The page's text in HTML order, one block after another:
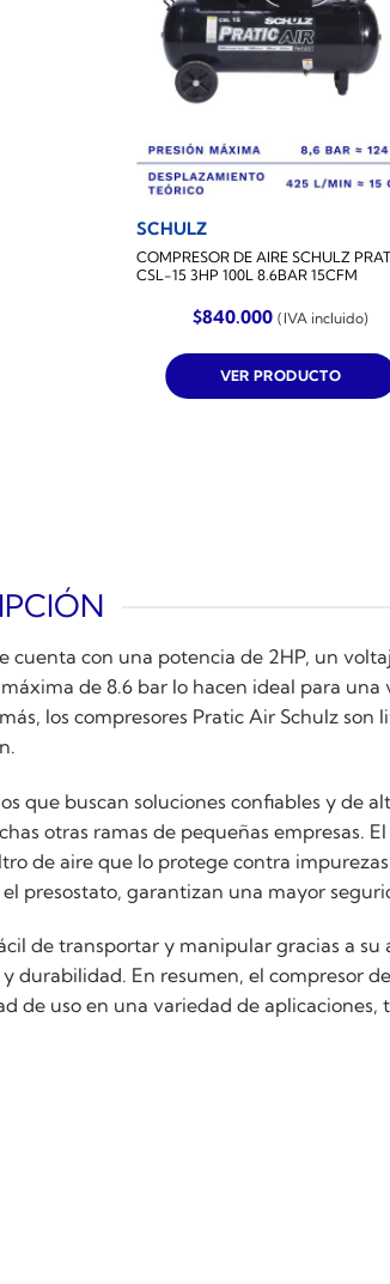
SCHULZ
COMPRESOR DE AIRE SCHULZ
CSL-15 3HP 100L 8.6BAR 15CFM
$840.000 (IVA incluido)
VER PRODUCTO
con una potencia de 2HP, un
de 8.6 bar lo hacen ideal para
los compresores Pratic Air Schulz son
que buscan soluciones confiables y de
otras ramas de pequeñas empresas.
de aire que lo protege contra
presostato, garantizan una mayor
de transportar y manipular gracias a
En resumen, el compresor
uso en una variedad de aplicaciones,